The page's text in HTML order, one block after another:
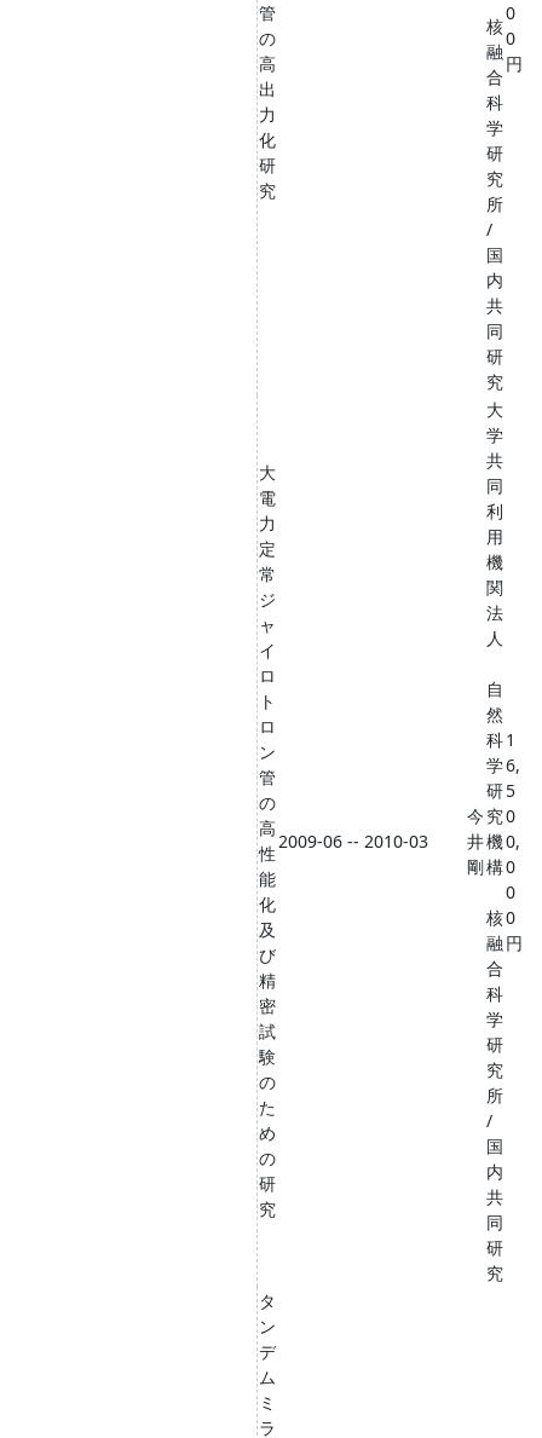
管
の
高
出
力
化
研
究
核
融
合
科
学
研
究
所
/
国
内
共
同
研
究
0
0
円
大
電
力
定
常
ジ
ャ
イ
ロ
ト
ロ
ン
管
の
高
性
能
化
及
び
精
密
試
験
の
た
め
の
研
究
2009-06 -- 2010-03
今
井
剛
大
学
共
同
利
用
機
関
法
人
自
然
科
学
研
究
機
構
核
融
合
科
学
研
究
所
/
国
内
共
同
研
究
1
6,
5
0
0,
0
0
0
円
タ
ン
デ
ム
ミ
ラ